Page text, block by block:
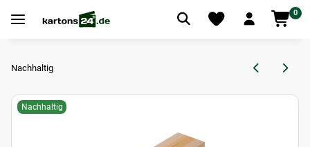
0
Nachhaltig
Nachhaltig